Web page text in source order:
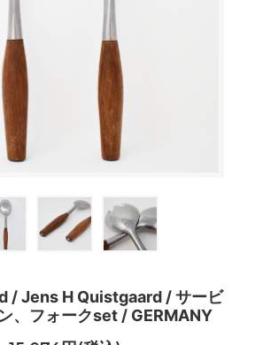
/ Jens H Quistgaard / サービ
、フォークset / GERMANY